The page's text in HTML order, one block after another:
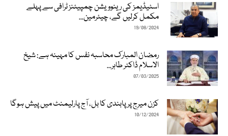
اسٹیڈیمز کی رینوویشن چمپیئنز ٹرافی سے پہلے
مکمل کرلیں گے، چیئرمین...
19/08/2024
رمضان المبارک محاسبہ نفس کا مہینہ ہے: شیخ
الاسلام ڈاکٹر طاہر...
07/03/2025
کزن میرج پر پابندی کا بل، آج پارلیمنٹ میں پیش ہوگا
10/12/2024